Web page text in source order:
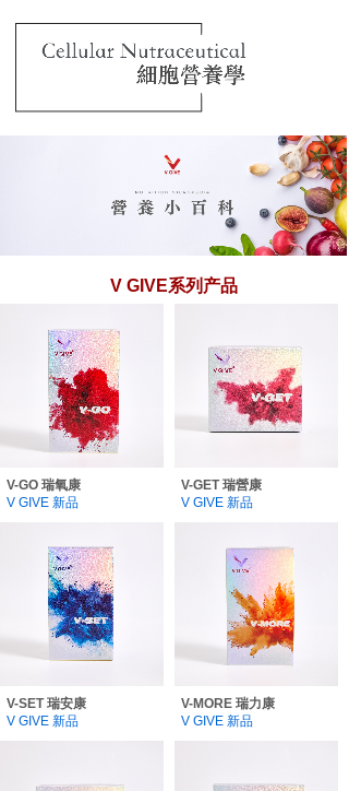
V GIVE系列产品
V-GO 瑞氧康
V GIVE 新品
V-GET 瑞營康
V GIVE 新品
V-SET 瑞安康
V GIVE 新品
V-MORE 瑞力康
V GIVE 新品